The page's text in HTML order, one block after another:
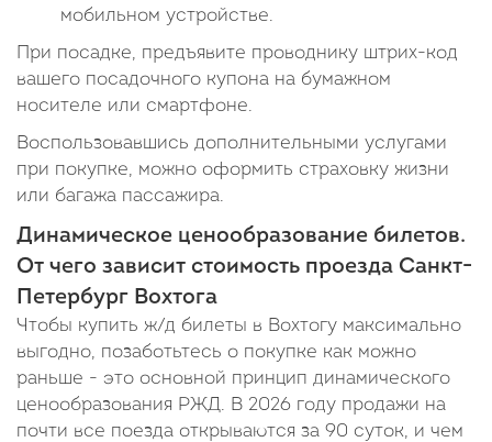
мобильном устройстве.
При посадке, предъявите проводнику штрих-код
вашего посадочного купона на бумажном
носителе или смартфоне.
Воспользовавшись дополнительными услугами
при покупке, можно оформить страховку жизни
или багажа пассажира.
Динамическое ценообразование билетов.
От чего зависит стоимость проезда Санкт-
Петербург Вохтога
Чтобы купить ж/д билеты в Вохтогу максимально
выгодно, позаботьтесь о покупке как можно
раньше - это основной принцип динамического
ценообразования РЖД. В 2026 году продажи на
почти все поезда открываются за 90 суток, и чем